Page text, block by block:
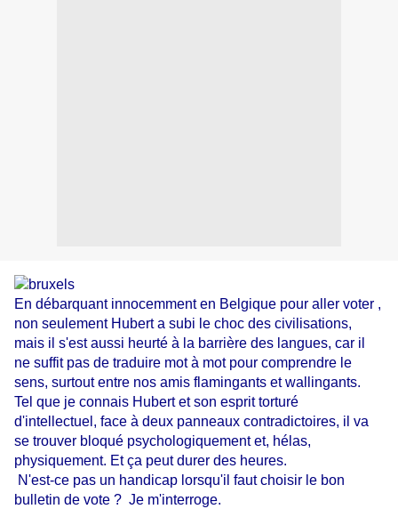
En débarquant innocemment en Belgique pour aller voter ,
non seulement Hubert a subi le choc des civilisations,
mais il s'est aussi heurté à la barrière des langues, car il
ne suffit pas de traduire mot à mot pour comprendre le
sens, surtout entre nos amis flamingants et wallingants.
Tel que je connais Hubert et son esprit torturé
d'intellectuel, face à deux panneaux contradictoires, il va
se trouver bloqué psychologiquement et, hélas,
physiquement. Et ça peut durer des heures.
N'est-ce pas un handicap lorsqu'il faut choisir le bon
bulletin de vote ? Je m'interroge.